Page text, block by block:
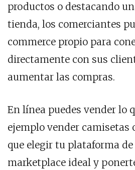
productos o destacando
tienda, los comerciantes
commerce propio para
directamente con sus
aumentar las compras.
En línea puedes vender lo
ejemplo vender camisetas
que elegir tu plataforma de
marketplace ideal y